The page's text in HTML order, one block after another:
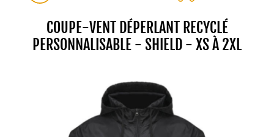
COUPE-VENT DÉPERLANT RECYCLÉ
PERSONNALISABLE - SHIELD - XS À 2XL